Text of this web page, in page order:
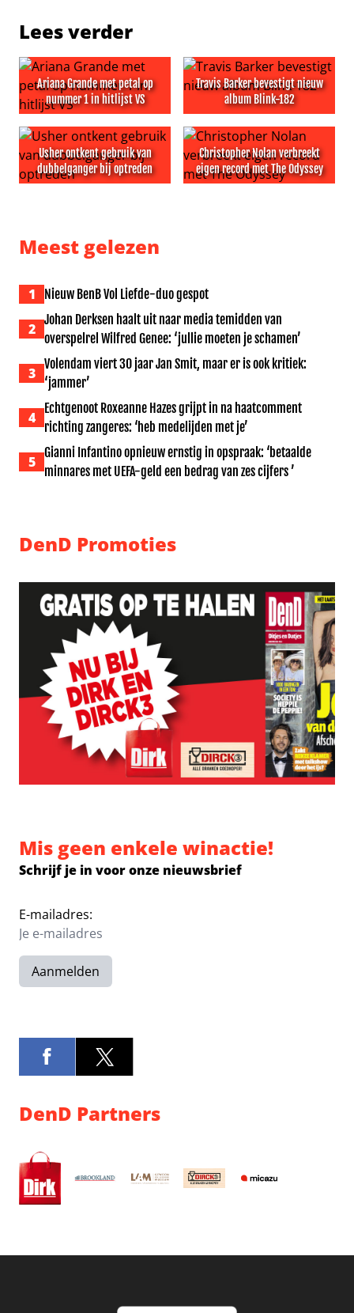
Lees verder
Ariana Grande met petal op
nummer 1 in hitlijst VS
Ariana Grande met petal op nummer 1 in hitlijst VS
Travis Barker bevestigt nieuw
album Blink-182
Travis Barker bevestigt
Usher ontkent gebruik van
dubbelganger bij optreden
Christopher Nolan verbreekt
eigen record met The Odyssey
Meest gelezen
1 Nieuw BenB Vol Liefde-duo gespot
2
Johan Derksen haalt uit naar media temidden van
overspelrel Wilfred Genee: ‘jullie moeten je schamen’
3
Volendam viert 30 jaar Jan Smit, maar er is ook kritiek:
‘jammer’
4
Echtgenoot Roxeanne Hazes grijpt in na haatcomment
richting zangeres: ‘heb medelijden met je’
5
Gianni Infantino opnieuw ernstig in opspraak: ‘betaalde
minnares met UEFA-geld een bedrag van zes cijfers ’
DenD Promoties
Mis geen enkele winactie!
Schrijf je in voor onze nieuwsbrief
E-mailadres:
Aanmelden
DenD Partners